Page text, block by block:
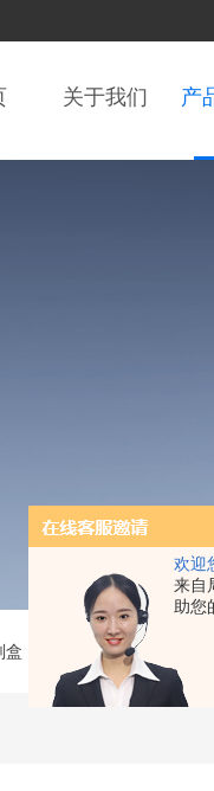
欢迎
来自
助您
关于我们 产
盒 单细胞 RT-PCR 试剂盒